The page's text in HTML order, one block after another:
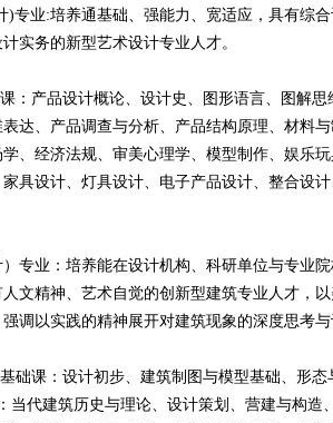
业:培养通基础、强能力、宽适应，具有综合
实务的新型艺术设计专业人才。
产品设计概论、设计史、图形语言、图解思
达、产品调查与分析、产品结构原理、材料
、经济法规、审美心理学、模型制作、娱乐
具设计、灯具设计、电子产品设计、整合设
业：培养能在设计机构、科研单位与专业院
文精神、艺术自觉的创新型建筑专业人才，
调以实践的精神展开对建筑现象的深度思考
课：设计初步、建筑制图与模型基础、形态
当代建筑历史与理论、设计策划、营建与构造